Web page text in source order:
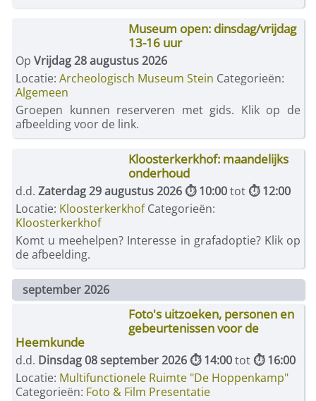
Museum open: dinsdag/vrijdag
13-16 uur
OpVrijdag 28 augustus 2026
Locatie:Archeologisch Museum Stein Categorieën:
Algemeen
Groepen kunnen reserveren met gids. Klik op de
afbeelding voor de link.
Kloosterkerkhof: maandelijks
onderhoud
d.d.Zaterdag 29 augustus 2026 ⏱ 10:00tot ⏱ 12:00
Locatie: Kloosterkerkhof Categorieën:
Kloosterkerkhof
Komt u meehelpen? Interesse in grafadoptie? Klik op
de afbeelding.
september 2026
Foto's uitzoeken, personen en
gebeurtenissen voor de
Heemkunde
d.d. Dinsdag 08 september 2026 ⏱ 14:00tot ⏱ 16:00
Locatie: Multifunctionele Ruimte "De Hoppenkamp"
Categorieën: Foto & Film Presentatie